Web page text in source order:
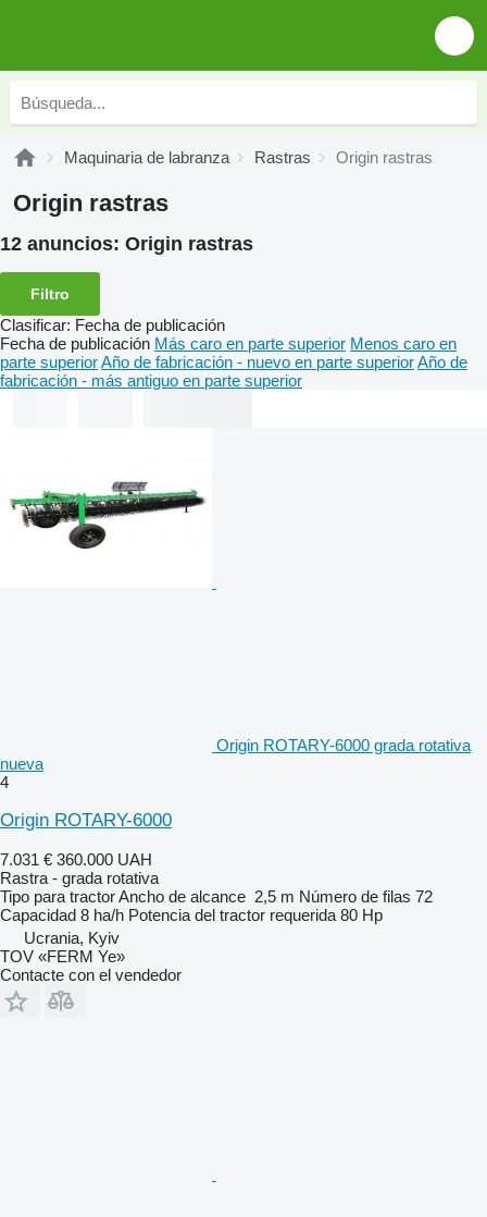
Maquinaria de labranza Rastras Origin rastras
Origin rastras
12 anuncios: Origin rastras
Filtro
Clasificar: Fecha de publicación
Fecha de publicación Más caro en parte superior Menos caro en
parte superiorAño de fabricación - nuevo en parte superiorAño de
fabricación - más antiguo en parte superior
Origin ROTARY-6000 grada rotativa
nueva
4
Origin ROTARY-6000
7.031 € 360.000 UAH
Rastra - grada rotativa
Tipo para tractorAncho de alcance 2,5 m Número de filas 72
Capacidad 8 ha/h Potencia del tractor requerida 80 Hp
Ucrania, Kyiv
TOV «FERM Ye»
Contacte con el vendedor